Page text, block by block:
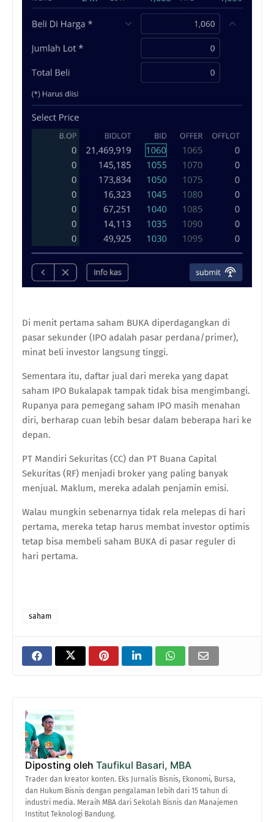
Di menit pertama saham BUKA diperdagangkan di
pasar sekunder (IPO adalah pasar perdana/primer),
minat beli investor langsung tinggi.
Sementara itu, daftar jual dari mereka yang dapat
saham IPO Bukalapak tampak tidak bisa mengimbangi.
Rupanya para pemegang saham IPO masih menahan
diri, berharap cuan lebih besar dalam beberapa hari ke
depan.
PT Mandiri Sekuritas (CC) dan PT Buana Capital
Sekuritas (RF) menjadi broker yang paling banyak
menjual. Maklum, mereka adalah penjamin emisi.
Walau mungkin sebenarnya tidak rela melepas di hari
pertama, mereka tetap harus membat investor optimis
tetap bisa membeli saham BUKA di pasar reguler di
hari pertama.
saham
Diposting oleh Taufikul Basari, MBA
Trader dan kreator konten. Eks Jurnalis Bisnis, Ekonomi, Bursa,
dan Hukum Bisnis dengan pengalaman lebih dari 15 tahun di
industri media. Meraih MBA dari Sekolah Bisnis dan Manajemen
Institut Teknologi Bandung.